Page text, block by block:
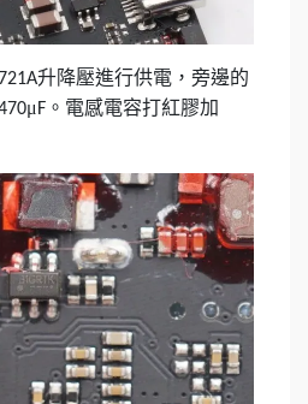
升降壓進行供電，旁邊的
μ F 。電感電容打紅膠加